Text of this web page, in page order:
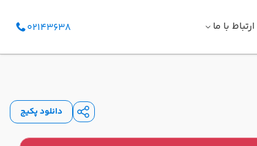
ارتباط با ما 02143638
دانلود پکیج